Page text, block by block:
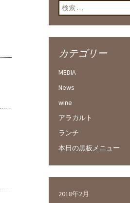
検索:
カテゴリー
MEDIA
News
wine
アラカルト
ランチ
本日の黒板メニュー
2018年2月